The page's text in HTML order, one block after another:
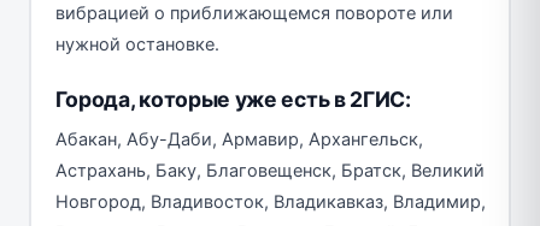
вибрацией о приближающемся повороте или
нужной остановке.
Города, которые уже есть в 2ГИС:
Абакан, Абу-Даби, Армавир, Архангельск,
Астрахань, Баку, Благовещенск, Братск, Великий
Новгород, Владивосток, Владикавказ, Владимир,